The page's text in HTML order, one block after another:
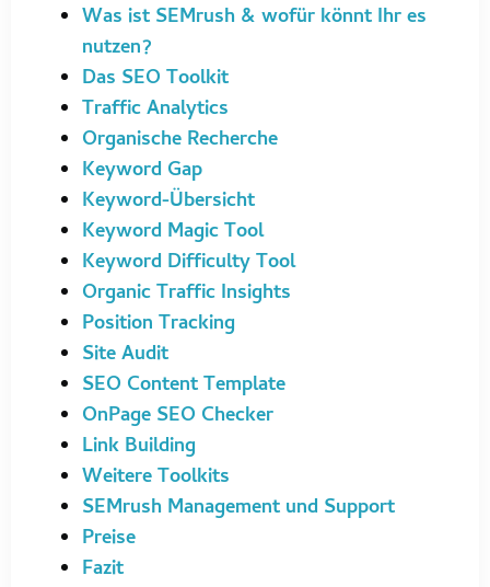
Was ist SEMrush & wofür könnt Ihr es
nutzen?
Das SEO Toolkit
Traffic Analytics
Organische Recherche
Keyword Gap
Keyword-Übersicht
Keyword Magic Tool
Keyword Difficulty Tool
Organic Traffic Insights
Position Tracking
Site Audit
SEO Content Template
OnPage SEO Checker
Link Building
Weitere Toolkits
SEMrush Management und Support
Preise
Fazit